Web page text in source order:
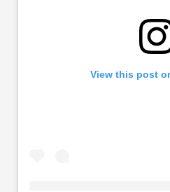
View this post